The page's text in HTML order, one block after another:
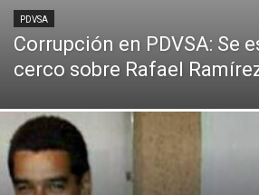
PDVSA
Corrupción en PDVSA: Se
cerco sobre Rafael